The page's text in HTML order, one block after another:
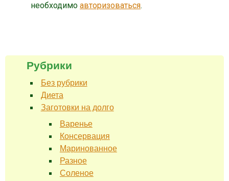
необходимо авторизоваться.
Рубрики
Без рубрики
Диета
Заготовки на долго
Варенье
Консервация
Маринованное
Разное
Соленое